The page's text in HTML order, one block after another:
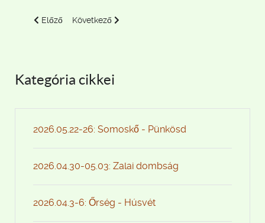
Előző cikk: 2026.03.08: Börzsöny
Előző Következő cikk: 2026.02.28: Tavak a Vértesben
Következő
Kategória cikkei
2026.05.22-26: Somoskő - Pünkösd
2026.04.30-05.03: Zalai dombság
2026.04.3-6: Őrség - Húsvét